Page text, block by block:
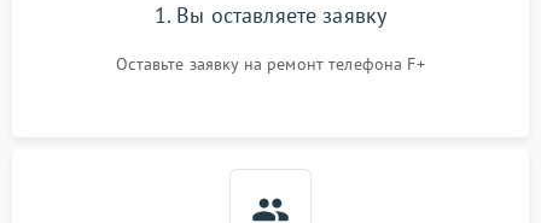
1. Вы оставляете заявку
Оставьте заявку на ремонт телефона F+